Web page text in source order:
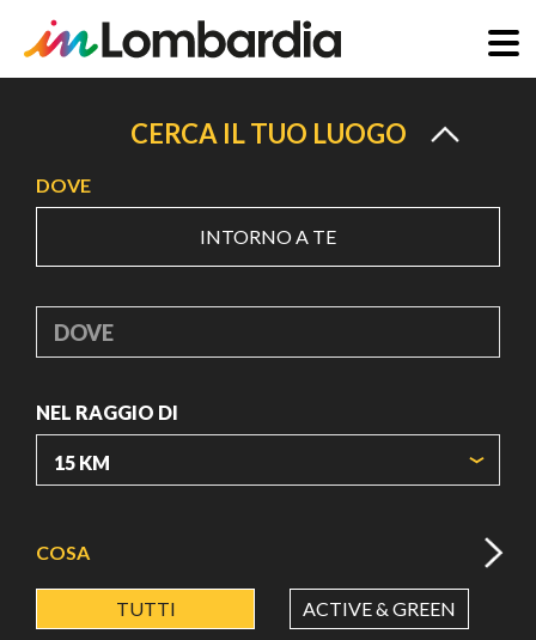
principale
CERCA IL TUO LUOGO
DOVE
INTORNO A TE
DOVE
NEL RAGGIO DI
LATITUDINE
COSA
TUTTI ACTIVE & GREEN